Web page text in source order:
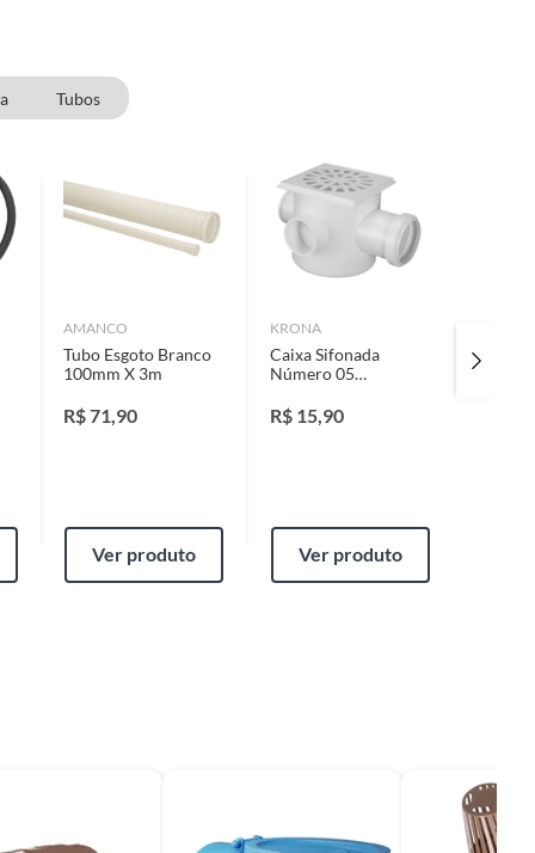
Tubos
AMANCO
Tubo Esgoto Branco
100mm X 3m
R$71,90
Ver produto
KRONA
Caixa Sifonada
Número 05
100x100x50cm
Krona
R$ 15,90
Ver produto
Caixa